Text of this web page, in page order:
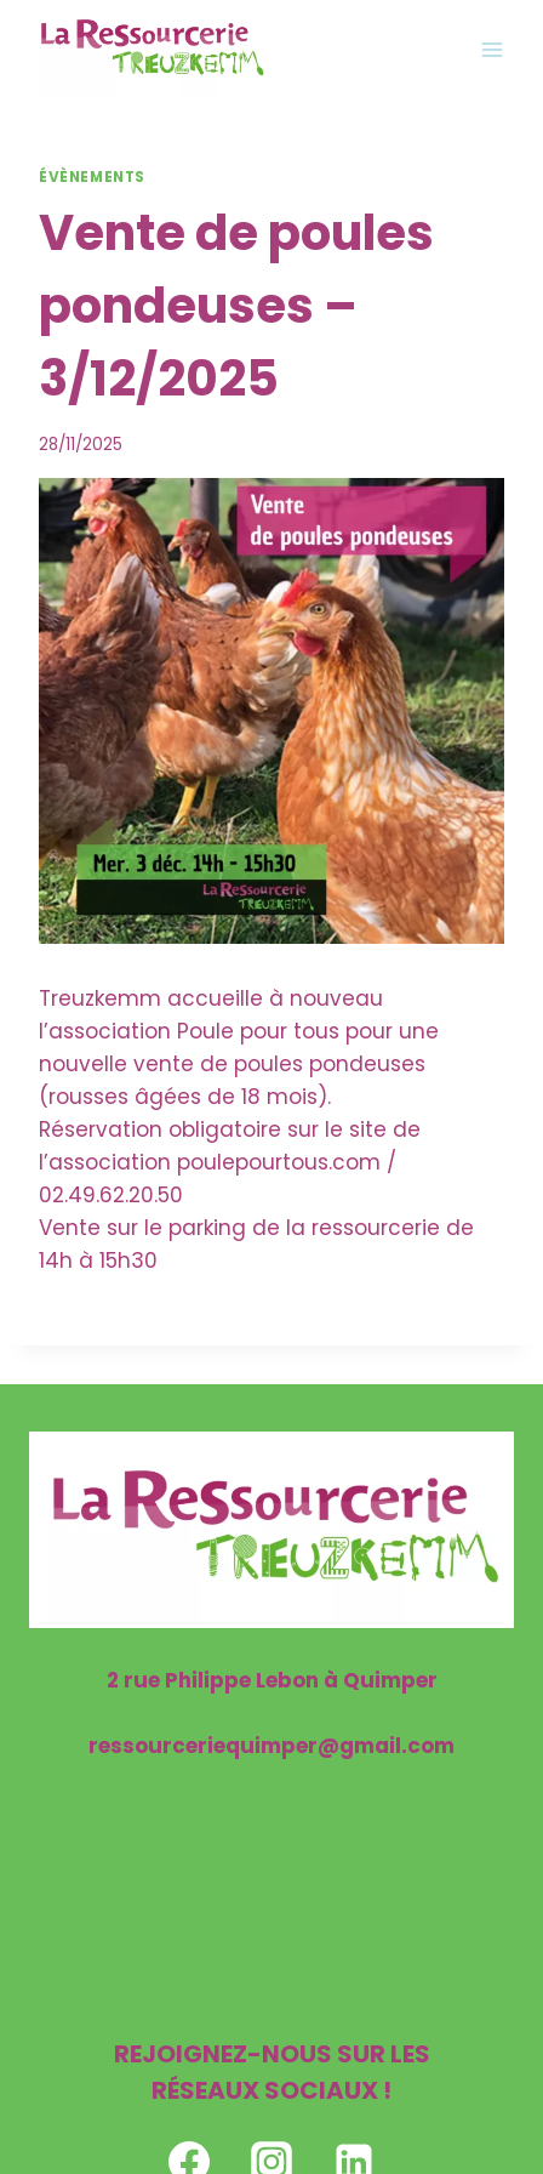
ÉVÈNEMENTS
Vente de poules
pondeuses –
3/12/2025
28/11/2025
Treuzkemm accueille à nouveau
l’association Poule pour tous pour une
nouvelle vente de poules pondeuses
(rousses âgées de 18 mois).
Réservation obligatoire sur le site de
l’association poulepourtous.com /
02.49.62.20.50
Vente sur le parking de la ressourcerie de
14h à 15h30
2 rue Philippe Lebon à Quimper
ressourceriequimper@gmail.com
REJOIGNEZ-NOUS SUR LES
RÉSEAUX SOCIAUX !